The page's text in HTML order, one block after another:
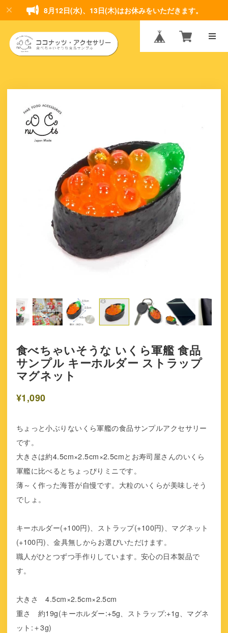
8月12日(水)、13日(木)はお休みをいただきます。
食べちゃいそうな いくら軍艦 食品
サンプル キーホルダー ストラップ
マグネット
¥1,090
ちょっと小ぶりないくら軍艦の食品サンプルアクセサリー
です。
大きさは約4.5cm×2.5cm×2.5cmとお寿司屋さんのいくら
軍艦に比べるとちょっぴりミニです。
薄～く作った海苔が自慢です。大粒のいくらが美味しそう
でしょ。
キーホルダー(+100円)、ストラップ(+100円)、マグネット
(+100円)、金具無しからお選びいただけます。
職人がひとつずつ手作りしています。安心の日本製品で
す。
大きさ 4.5cm×2.5cm×2.5cm
重さ 約19g(キーホルダー:+5g、ストラップ:+1g、マグネ
ット:＋3g)